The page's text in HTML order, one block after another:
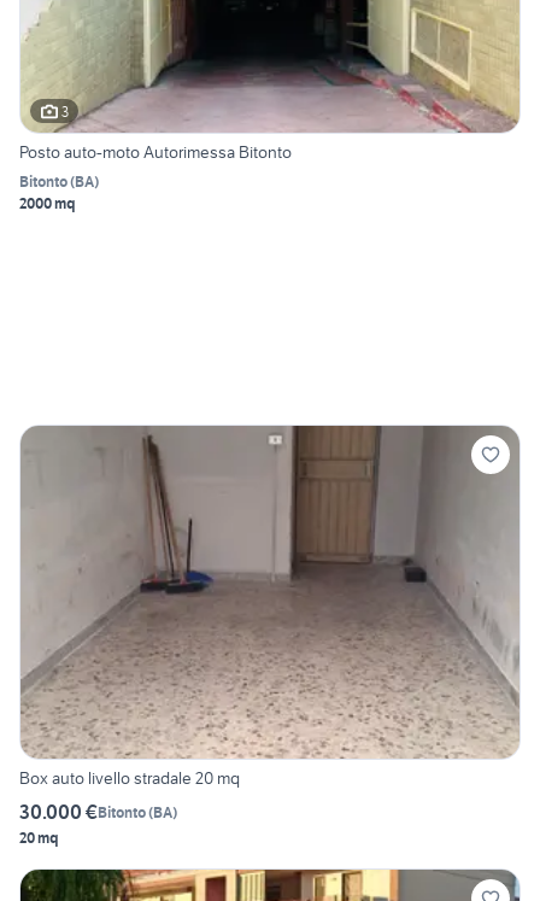
3
Posto auto-moto Autorimessa Bitonto
Bitonto(BA)
2000 mq
Box auto livello stradale 20 mq
30.000 €Bitonto(BA)
20 mq